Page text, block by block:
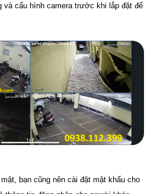
và cấu hình camera trước khi lắp đặt để
bạn cũng nên cài đặt mật khẩu cho